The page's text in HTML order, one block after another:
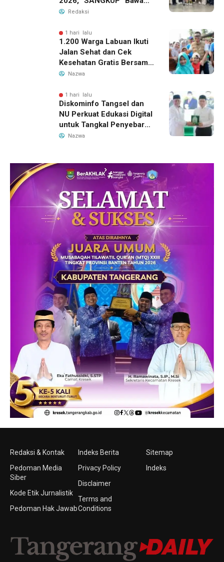
Pulang Juara 2 Grup
Redaksi
1 hari lalu
1.200 Warga Labuan Ikuti
Jalan Sehat dan Cek
Kesehatan Gratis Bersama
Gubernur Banten
Nazwa
1 hari lalu
Diskominfo Tangsel dan
NU Perkuat Edukasi Digital
untuk Tangkal Penyebaran
Hoaks
Nazwa
Redaksi & Kontak
Pedoman Media
Siber
Kode Etik Jurnalistik
Pedoman Hak Jawab
Indeks Berita
Privacy Policy
Disclaimer
Terms and
Conditions
Sitemap
Indeks